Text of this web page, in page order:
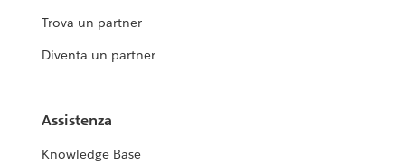
Trova un partner
Diventa un partner
Assistenza
Knowledge Base